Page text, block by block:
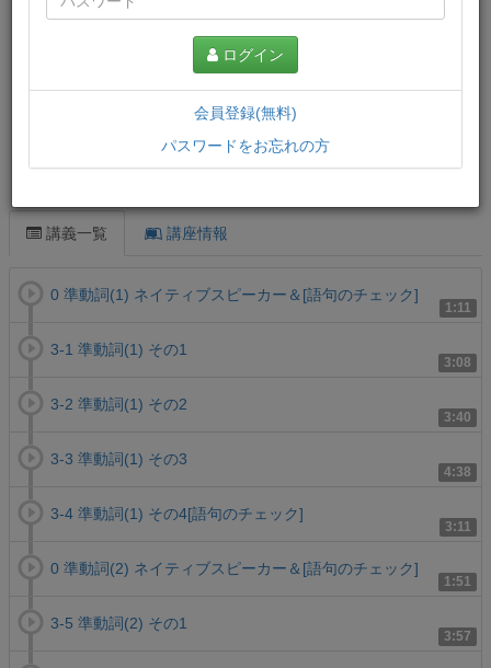
講義一覧 講座情報
1:11
0 準動詞(1) ネイティブスピーカー＆[語句のチェック]
3:08
3-1 準動詞(1) その1
3:40
3-2 準動詞(1) その2
4:38
3-3 準動詞(1) その3
3:11
3-4 準動詞(1) その4[語句のチェック]
1:51
0 準動詞(2) ネイティブスピーカー＆[語句のチェック]
3:57
3-5 準動詞(2) その1
ログイン
会員登録(無料)
パスワードをお忘れの方